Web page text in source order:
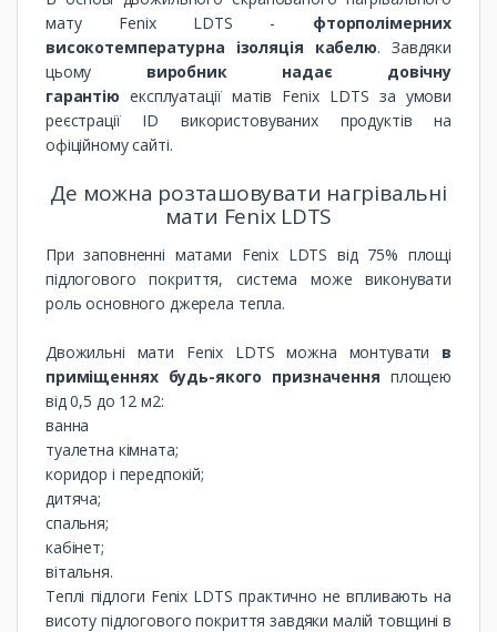
мату Fenix ​​LDTS - фторполімерних
високотемпературна ізоляція кабелю. Завдяки
цьому виробник надає довічну
гарантію експлуатації матів Fenix ​​LDTS за умови
реєстрації ID використовуваних продуктів на
офіційному сайті.
Де можна розташовувати нагрівальні
мати Fenix ​​LDTS
При заповненні матами Fenix ​​LDTS від 75% площі
підлогового покриття, система може виконувати
роль основного джерела тепла.
Двожильні мати Fenix ​​LDTS можна монтувати в
приміщеннях будь-якого призначення площею
від 0,5 до 12 м2:
ванна
туалетна кімната;
коридор і передпокій;
дитяча;
спальня;
кабінет;
вітальня.
Теплі підлоги Fenix ​​LDTS практично не впливають на
висоту підлогового покриття завдяки малій товщині в